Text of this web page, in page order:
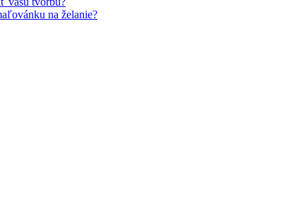
na želanie?